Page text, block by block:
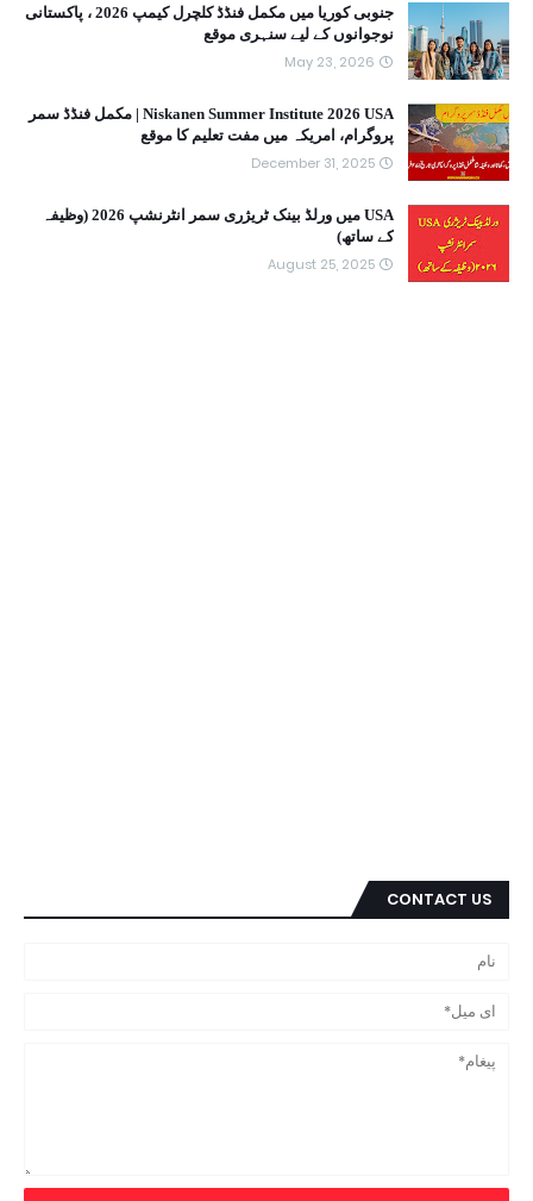
جنوبی کوریا میں مکمل فنڈڈ کلچرل کیمپ 2026 ، پاکستانی
نوجوانوں کے لیے سنہری موقع
May 23, 2026
Niskanen Summer Institute 2026 USA | مکمل فنڈڈ سمر
پروگرام، امریکہ میں مفت تعلیم کا موقع
December 31, 2025
USA میں ورلڈ بینک ٹریژری سمر انٹرنشپ 2026 (وظیفہ
کے ساتھ)
August 25, 2025
CONTACT US